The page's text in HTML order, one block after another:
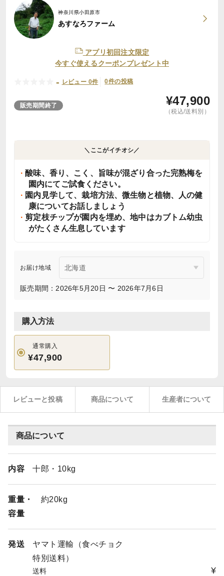
神奈川県小田原市
あすなろファーム
アプリ初回注文限定
今すぐ使えるクーポンプレゼント中
- レビュー 0件 0件の投稿
販売期間終了 ¥47,900
（税込/送料別）
＼ここがイチオシ／
酸味、香り、こく、旨味が混ざり合った完熟梅を
園内にてご試食ください。
園内見学して、栽培方法、微生物と植物、人の健
康についてお話しましょう
剪定枝チップが園内を埋め、地中はカブトム幼虫
がたくさん生息しています
お届け地域
販売期間：2026年5月20日 〜 2026年7月6日
購入方法
通常購入
¥47,900
レビューと投稿 商品について 生産者について
商品について
内容 十郎・10kg
重量・
容量
約20kg
発送
ヤマト運輸（食べチョク
特別送料）
送料 ¥